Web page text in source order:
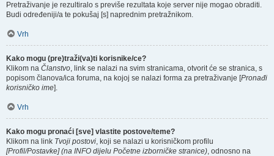
Pretraživanje je rezultiralo s previše rezultata koje server nije mogao obraditi.
Budi određeniji/a te pokušaj [s] naprednim pretražnikom.
Vrh
Kako mogu (pre)traži(va)ti korisnike/ce?
Klikom na Članstvo, link se nalazi na svim stranicama, otvorit će se stranica, s
popisom članova/ica foruma, na kojoj se nalazi forma za pretraživanje [Pronađi
korisničko ime].
Vrh
Kako mogu pronaći [sve] vlastite postove/teme?
Klikom na link Tvoji postovi, koji se nalazi u korisničkom profilu
[Profil/Postavke] (na INFO dijelu Početne izborničke stranice), odnosno na